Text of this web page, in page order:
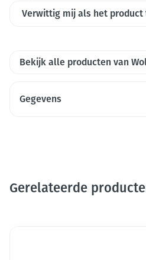
Verwittig mij als het product
Bekijk alle producten van
Gegevens
Merken Wolf
Gerelateerde